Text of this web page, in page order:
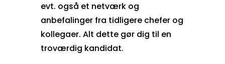
evt. også et netværk og
anbefalinger fra tidligere chefer og
kollegaer. Alt dette gør dig til en
troværdig kandidat.